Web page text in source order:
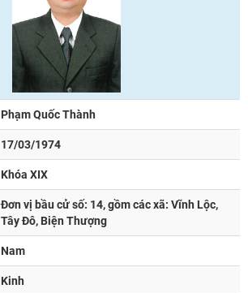
Phạm Quốc Thành
17/03/1974
Khóa XIX
Đơn vị bầu cử số: 14, gồm các xã: Vĩnh Lộc,
Tây Đô, Biện Thượng
Nam
Kinh